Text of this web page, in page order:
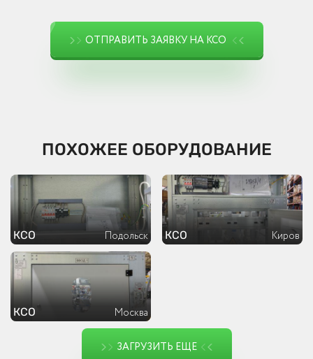
ОТПРАВИТЬ ЗАЯВКУ НА КСО
ПОХОЖЕЕ ОБОРУДОВАНИЕ
КСО Подольск КСО Киров
КСО Москва
ЗАГРУЗИТЬ ЕЩЕ